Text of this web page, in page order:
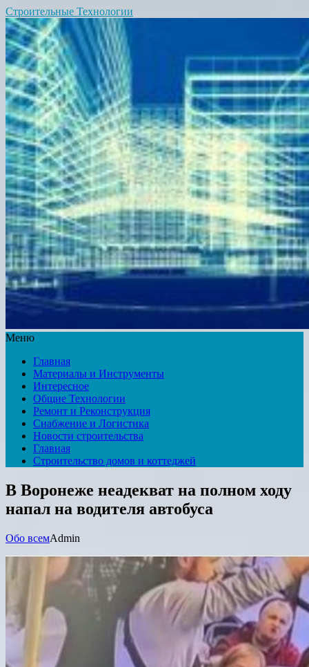
Строительные Технологии
Меню
Главная
Материалы и Инструменты
Интересное
Общие Технологии
Ремонт и Реконструкция
Снабжение и Логистика
Новости строительства
Главная
Строительство домов и коттеджей
В Воронеже неадекват на полном ходу
напал на водителя автобуса
Обо всемAdmin